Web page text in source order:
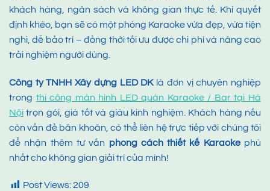
khách hàng, ngân sách và không gian thực tế. Khi quyết
định khéo, bạn sẽ có một phòng Karaoke vừa đẹp, vừa tiện
nghi, dễ bảo trì – đồng thời tối ưu được chi phí và nâng cao
trải nghiệm người dùng.
Công ty TNHH Xây dựng LED DK là đơn vị chuyên nghiệp
trong thi công màn hình LED quán Karaoke / Bar tại Hà
Nội trọn gói, giá tốt và giàu kinh nghiệm. Khách hàng nếu
còn vấn đề băn khoăn, có thể liên hệ trực tiếp với chúng tôi
để nhận thêm tư vấn phong cách thiết kế Karaokephù
nhất cho không gian giải trí của mình!
Post Views:209